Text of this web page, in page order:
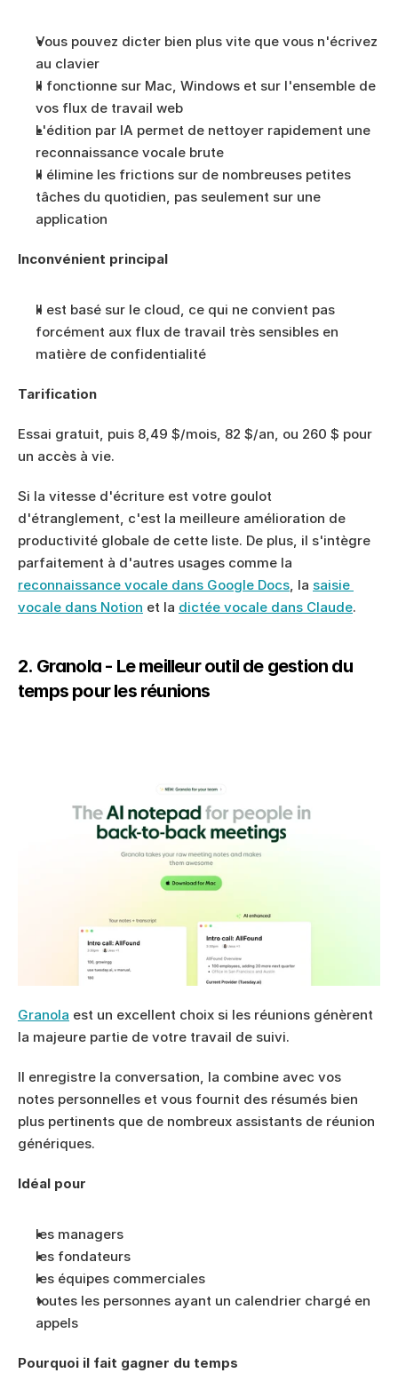
Vous pouvez dicter bien plus vite que vous n'écrivez
au clavier
Il fonctionne sur Mac, Windows et sur l'ensemble de
vos flux de travail web
L'édition par IA permet de nettoyer rapidement une
reconnaissance vocale brute
Il élimine les frictions sur de nombreuses petites
tâches du quotidien, pas seulement sur une
application
Inconvénient principal
Il est basé sur le cloud, ce qui ne convient pas
forcément aux flux de travail très sensibles en
matière de confidentialité
Tarification
Essai gratuit, puis 8,49 $/mois, 82 $/an, ou 260 $ pour
un accès à vie.
Si la vitesse d'écriture est votre goulot
d'étranglement, c'est la meilleure amélioration de
productivité globale de cette liste. De plus, il s'intègre
reconnaissance vocale dans Google Docs , la saisie
vocale dans Notion et la dictée vocale dans Claude.
2. Granola - Le meilleur outil de gestion du
temps pour les réunions
Granola est un excellent choix si les réunions génèrent
la majeure partie de votre travail de suivi.
Il enregistre la conversation, la combine avec vos
notes personnelles et vous fournit des résumés bien
plus pertinents que de nombreux assistants de réunion
génériques.
Idéal pour
les managers
les fondateurs
les équipes commerciales
toutes les personnes ayant un calendrier chargé en
appels
Pourquoi il fait gagner du temps